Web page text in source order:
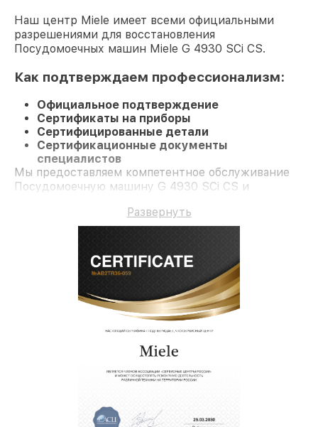
Наш центр Miele имеет всеми официальными
разрешениями для восстановления
Посудомоечных машин Miele G 4930 SCi CS.
Как подтверждаем профессионализм:
Официальное подтверждение
Сертификаты на приборы
Сертифицированные детали
Сертификационные документы
специалистов
Мы предоставляем компетентное обслуживание
Посудомоечную машину G 4930 SCi CS и
Развернуть